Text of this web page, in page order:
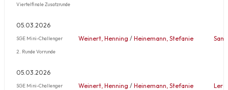
Viertelfinale Zusatzrunde
05.03.2026
SGE Mini-Challenger
2. Runde Vorrunde
Weinert, Henning / Heinemann, Stefanie
05.03.2026
SGE Mini-Challenger Weinert, Henning / Heinemann, Stefanie